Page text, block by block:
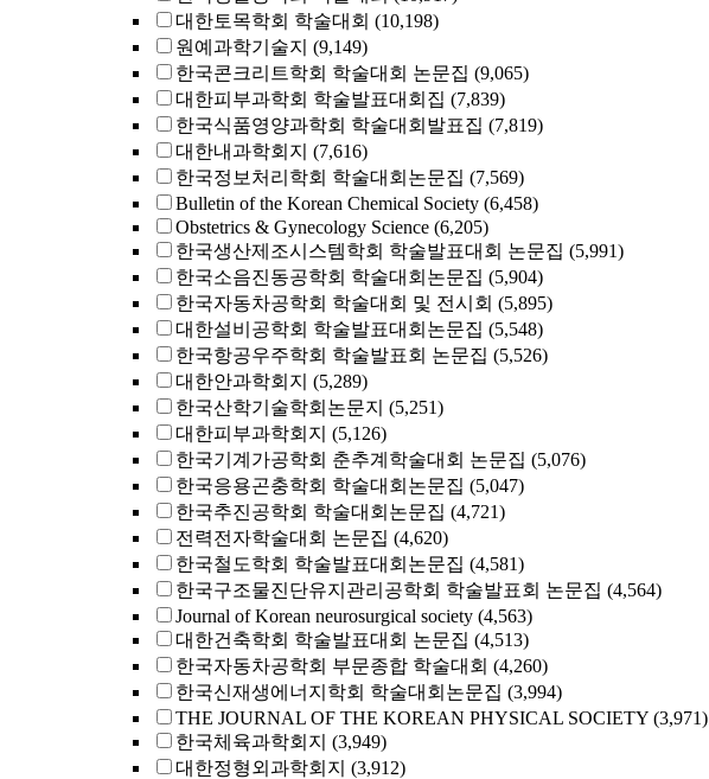
대한토목학회 학술대회 (10,198)
원예과학기술지 (9,149)
한국콘크리트학회 학술대회 논문집 (9,065)
대한피부과학회 학술발표대회집 (7,839)
한국식품영양과학회 학술대회발표집 (7,819)
대한내과학회지 (7,616)
한국정보처리학회 학술대회논문집 (7,569)
Bulletin of the Korean Chemical Society (6,458)
Obstetrics & Gynecology Science (6,205)
한국생산제조시스템학회 학술발표대회 논문집 (5,991)
한국소음진동공학회 학술대회논문집 (5,904)
한국자동차공학회 학술대회 및 전시회 (5,895)
대한설비공학회 학술발표대회논문집 (5,548)
한국항공우주학회 학술발표회 논문집 (5,526)
대한안과학회지 (5,289)
한국산학기술학회논문지 (5,251)
대한피부과학회지 (5,126)
한국기계가공학회 춘추계학술대회 논문집 (5,076)
한국응용곤충학회 학술대회논문집 (5,047)
한국추진공학회 학술대회논문집 (4,721)
전력전자학술대회 논문집 (4,620)
한국철도학회 학술발표대회논문집 (4,581)
한국구조물진단유지관리공학회 학술발표회 논문집 (4,564)
Journal of Korean neurosurgical society (4,563)
대한건축학회 학술발표대회 논문집 (4,513)
한국자동차공학회 부문종합 학술대회 (4,260)
한국신재생에너지학회 학술대회논문집 (3,994)
THE JOURNAL OF THE KOREAN PHYSICAL SOCIETY (3,971)
한국체육과학회지 (3,949)
대한정형외과학회지 (3,912)